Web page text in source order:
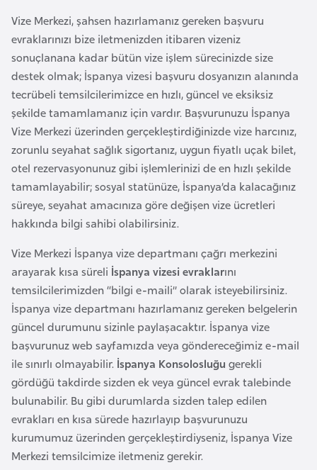
Vize Merkezi, şahsen hazırlamanız gereken başvuru
evraklarınızı bize iletmenizden itibaren vizeniz
sonuçlanana kadar bütün vize işlem sürecinizde size
destek olmak; İspanya vizesi başvuru dosyanızın alanında
tecrübeli temsilcilerimizce en hızlı, güncel ve eksiksiz
şekilde tamamlamanız için vardır. Başvurunuzu İspanya
Vize Merkezi üzerinden gerçekleştirdiğinizde vize harcınız,
zorunlu seyahat sağlık sigortanız, uygun fiyatlı uçak bilet,
otel rezervasyonunuz gibi işlemlerinizi de en hızlı şekilde
tamamlayabilir; sosyal statünüze, İspanya’da kalacağınız
süreye, seyahat amacınıza göre değişen vize ücretleri
hakkında bilgi sahibi olabilirsiniz.
Vize Merkezi İspanya vize departmanı çağrı merkezini
arayarak kısa süreli İspanya vizesi evraklarını
temsilcilerimizden “bilgi e-maili” olarak isteyebilirsiniz.
İspanya vize departmanı hazırlamanız gereken belgelerin
güncel durumunu sizinle paylaşacaktır. İspanya vize
başvurunuz web sayfamızda veya göndereceğimiz e-mail
ile sınırlı olmayabilir. İspanya Konsolosluğu gerekli
gördüğü takdirde sizden ek veya güncel evrak talebinde
bulunabilir. Bu gibi durumlarda sizden talep edilen
evrakları en kısa sürede hazırlayıp başvurunuzu
kurumumuz üzerinden gerçekleştirdiyseniz, İspanya Vize
Merkezi temsilcimize iletmeniz gerekir.
i
k
K
o
n
g
o
l
a
r
i
s
t
a
n
E
r
m
e